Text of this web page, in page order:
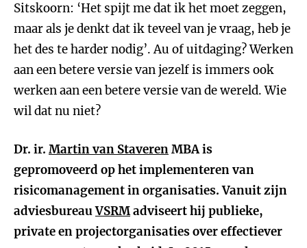
Sitskoorn: ‘Het spijt me dat ik het moet zeggen,
maar als je denkt dat ik teveel van je vraag, heb je
het des te harder nodig’. Au of uitdaging? Werken
aan een betere versie van jezelf is immers ook
werken aan een betere versie van de wereld. Wie
wil dat nu niet?
Dr. ir. Martin van StaverenMBA is
gepromoveerd op het implementeren van
risicomanagement in organisaties. Vanuit zijn
adviesbureauVSRMadviseert hij publieke,
private en projectorganisaties over effectiever